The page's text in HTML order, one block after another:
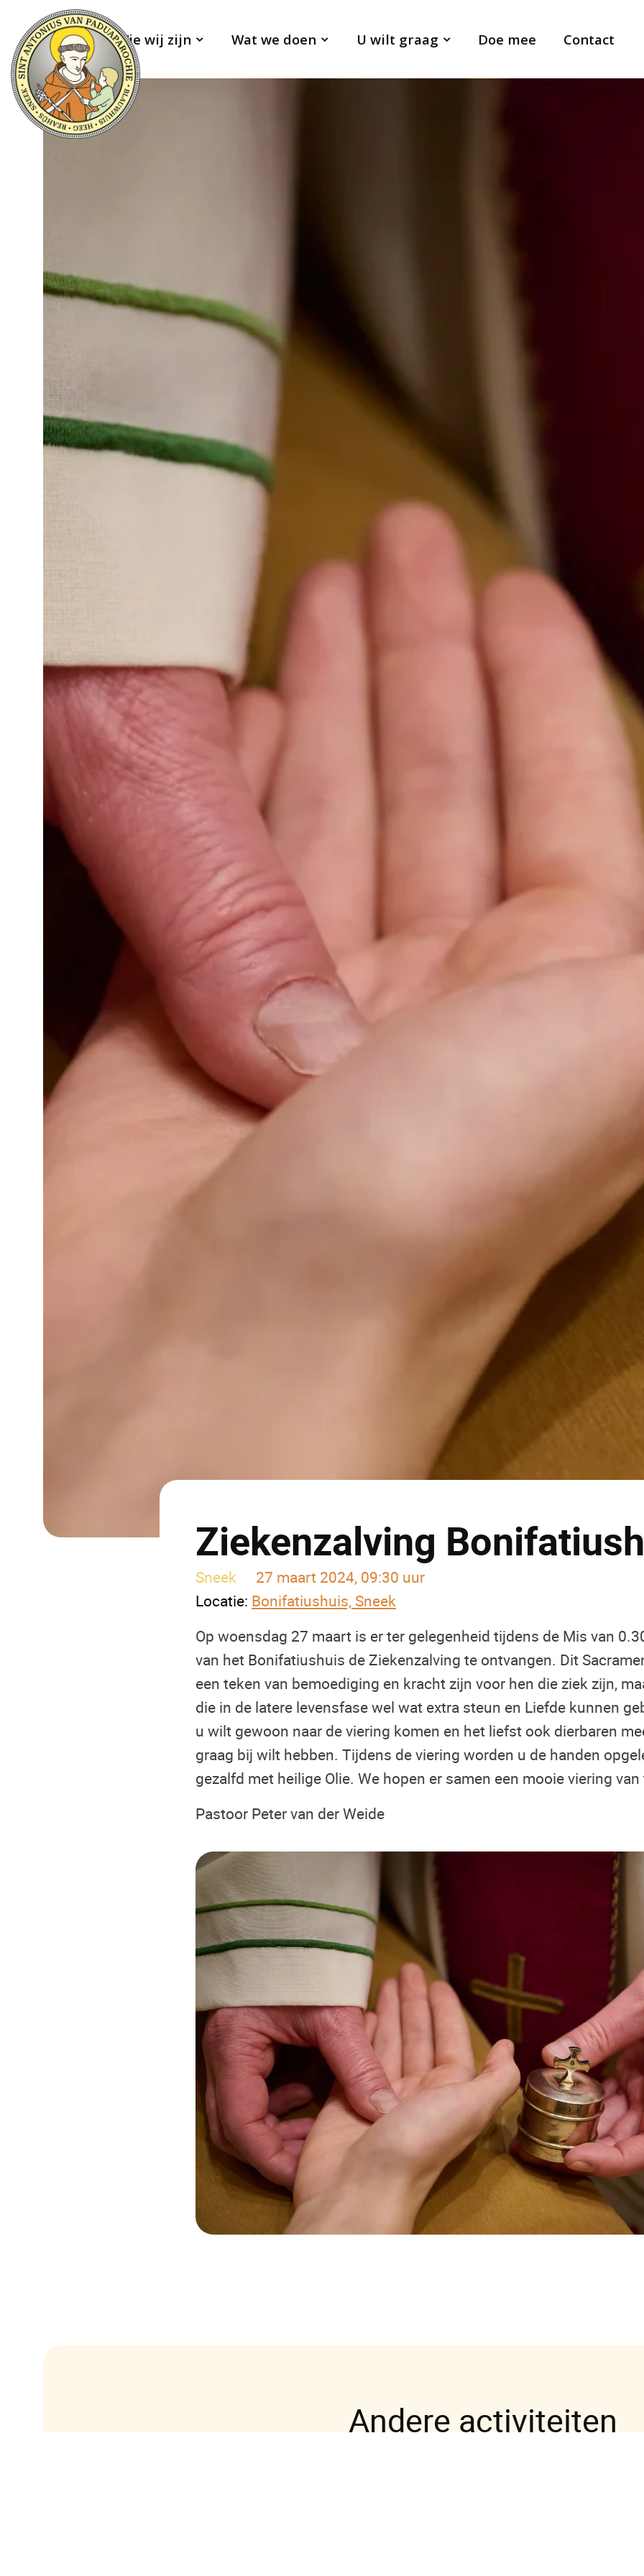
Wie wij zijn Wat we doen U wilt graag Doe mee Contact
Ziekenzalving
Sneek
27 maart 2024, 09:30 uur
Locatie: Bonifatiushuis, Sneek
Op woensdag 27 maart is er ter gelegenheid tijdens de Mis van
van het Bonifatiushuis de Ziekenzalving te ontvangen. Dit
een teken van bemoediging en kracht zijn voor hen die ziek zijn,
die in de latere levensfase wel wat extra steun en Liefde kunnen
u wilt gewoon naar de viering komen en het liefst ook dierbaren
graag bij wilt hebben. Tijdens de viering worden u de handen
gezalfd met heilige Olie. We hopen er samen een mooie viering
Pastoor Peter van der Weide
Andere activiteiten